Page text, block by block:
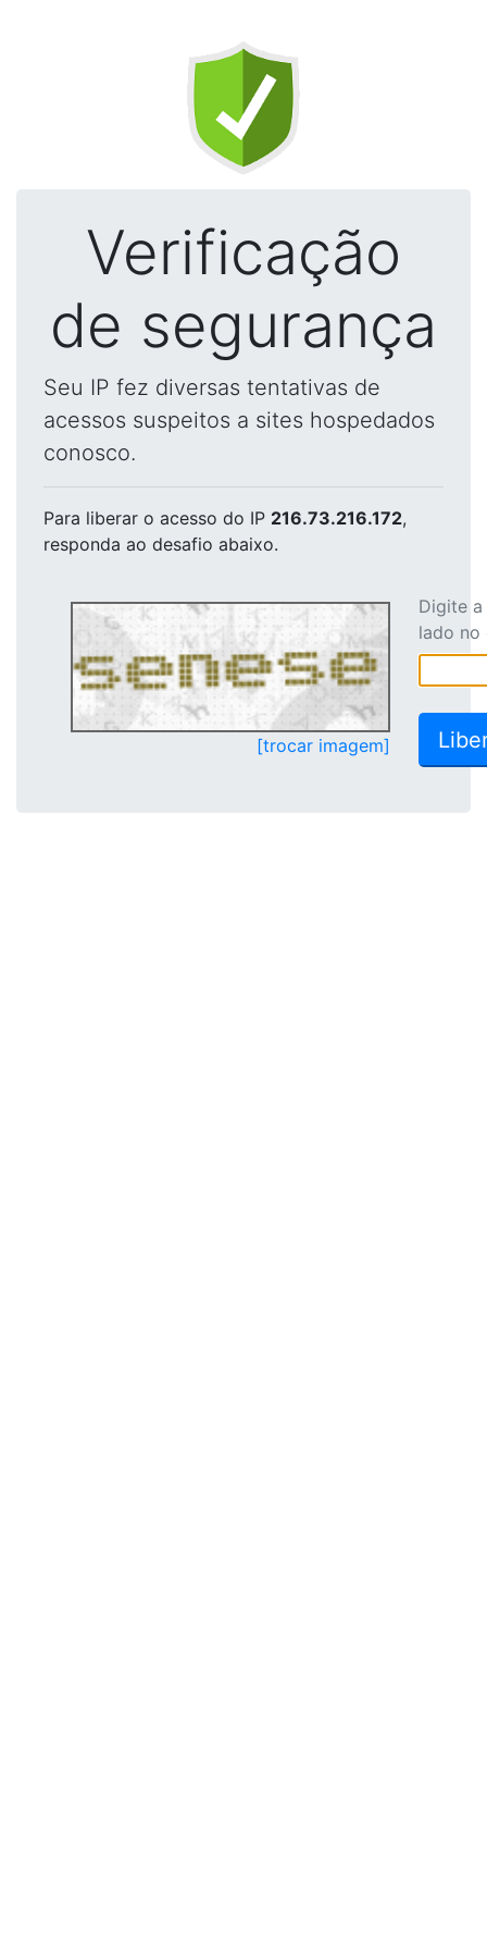
Verificação
de segurança
Seu IP fez diversas tentativas de
acessos suspeitos a sites hospedados
conosco.
Para liberar o acesso do IP 216.73.216.172,
responda ao desafio abaixo.
[trocar imagem]
Digite
lado no